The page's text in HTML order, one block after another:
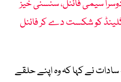
دوسرا سیمی فائنل، سنسنی خیز
کو شکست دے کر فائنل
نے کہا کہ وہ اپنے حلقے